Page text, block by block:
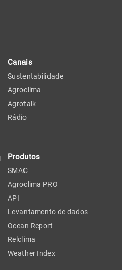
Canais
Sustentabilidade
Agroclima
Agrotalk
Rádio
Produtos
SMAC
Agroclima PRO
API
Levantamento de dados
Ocean Report
Relclima
Weather Index